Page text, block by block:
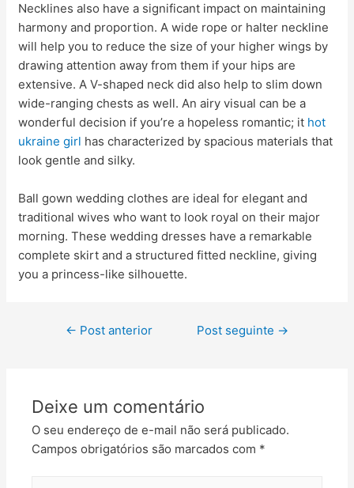
Necklines also have a significant impact on maintaining
harmony and proportion. A wide rope or halter neckline
will help you to reduce the size of your higher wings by
drawing attention away from them if your hips are
extensive. A V-shaped neck did also help to slim down
wide-ranging chests as well. An airy visual can be a
wonderful decision if you’re a hopeless romantic; it hot
ukraine girl has characterized by spacious materials that
look gentle and silky.
Ball gown wedding clothes are ideal for elegant and
traditional wives who want to look royal on their major
morning. These wedding dresses have a remarkable
complete skirt and a structured fitted neckline, giving
you a princess-like silhouette.
← Post anterior Post seguinte →
Deixe um comentário
O seu endereço de e-mail não será publicado.
Campos obrigatórios são marcados com *